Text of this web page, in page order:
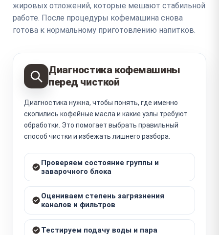
жировых отложений, которые мешают стабильной
работе. После процедуры кофемашина снова
готова к нормальному приготовлению напитков.
Диагностика кофемашины
перед чисткой
Диагностика нужна, чтобы понять, где именно
скопились кофейные масла и какие узлы требуют
обработки. Это помогает выбрать правильный
способ чистки и избежать лишнего разбора.
Проверяем состояние группы и
заварочного блока
Оцениваем степень загрязнения
каналов и фильтров
Тестируем подачу воды и пара